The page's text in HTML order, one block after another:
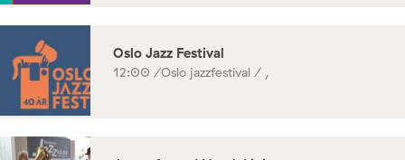
Oslo Jazz Festival
12:00 /Oslo jazzfestival / ,